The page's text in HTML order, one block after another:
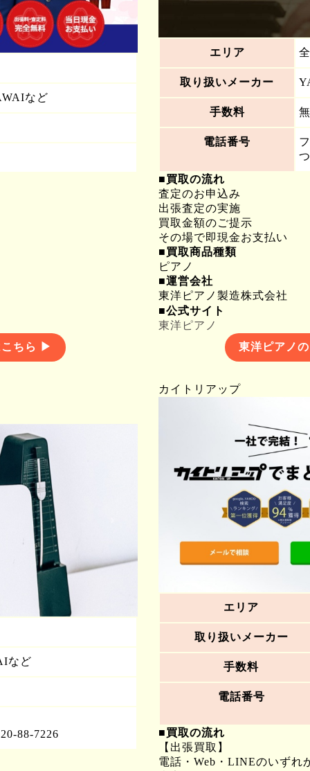
など
こちら ▶
エリア
取り扱いメーカー
手数料
電話番号
■買取の流れ
査定のお申込み
出張査定の実施
買取金額のご提示
その場で即現金お支払い
■買取商品種類
ピアノ
■運営会社
東洋ピアノ製造株式会社
■公式サイト
東洋ピアノ
東洋ピアノ
など
88-7226
カイトリアップ
エリア
取り扱いメーカー
手数料
電話番号
■買取の流れ
【出張買取】
電話・Web・LINEのいずれ